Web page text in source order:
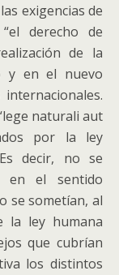
exigencias de
derecho de
de la
y en el nuevo
naturali aut
por la ley
decir, no se
en el sentido
se sometían, al
la ley humana
que cubrían
los distintos